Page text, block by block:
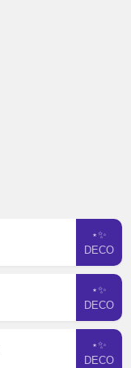
⋆✨
DECO
⋆✨
DECO
⋆✨
DECO